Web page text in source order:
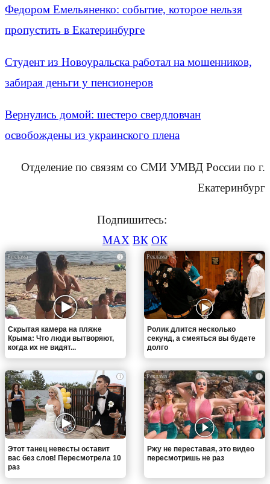
Федором Емельяненко: событие, которое нельзя
пропустить в Екатеринбурге
Студент из Новоуральска работал на мошенников,
забирая деньги у пенсионеров
Вернулись домой: шестеро свердловчан
освобождены из украинского плена
Отделение по связям со СМИ УМВД России по г.
Екатеринбург
Подпишитесь:
MAX ВК ОК
i
Скрытая камера на пляже
Крыма: Что люди вытворяют,
когда их не видят...
i
Ролик длится несколько
секунд, а смеяться вы будете
долго
i
Этот танец невесты оставит
вас без слов! Пересмотрела 10
раз
i
Ржу не переставая, это видео
пересмотришь не раз